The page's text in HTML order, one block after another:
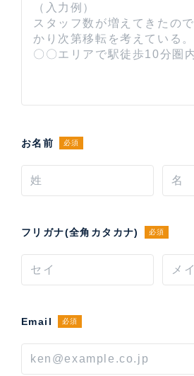
お名前 必須
フリガナ(全角カタカナ) 必須
Email 必須